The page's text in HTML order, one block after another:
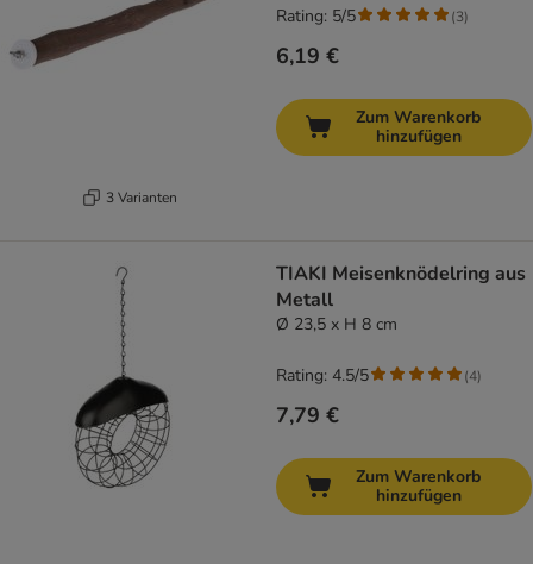
3 Varianten
6,19 €
Rating: 5/5 (3)
Zum Warenkorb
hinzufügen
TIAKI Meisenknödelring aus
Metall
Ø 23,5 x H 8 cm
7,79 €
Rating: 4.5/5 (4)
Zum Warenkorb
hinzufügen